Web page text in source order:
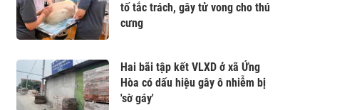
tố tắc trách, gây tử vong cho thú
cưng
Hai bãi tập kết VLXD ở xã Ứng
Hòa có dấu hiệu gây ô nhiễm bị
'sờ gáy'